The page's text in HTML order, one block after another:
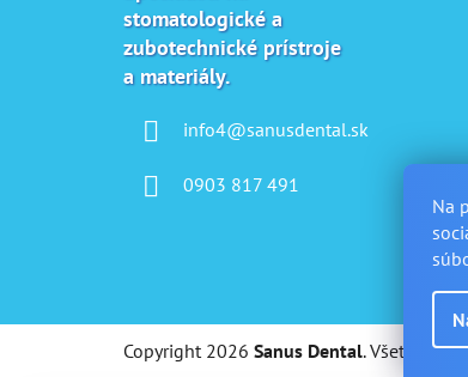
Na
stomatologické a
zubotechnické prístroje
a materiály.
info4@sanusdental.sk
0903 817 491
Copyright 2026 Sanus Dental. Všetky